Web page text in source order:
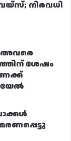
നിരവധി
അവരെ
ശേഷം